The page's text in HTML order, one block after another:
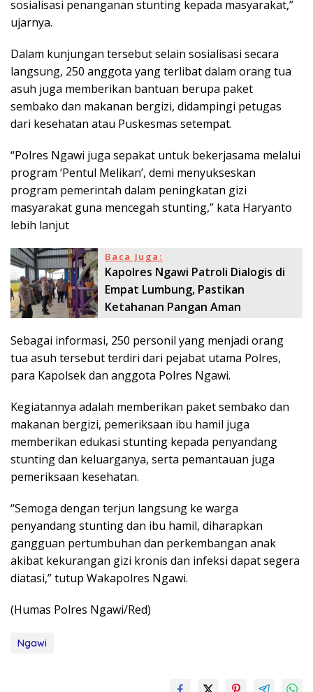
sosialisasi penanganan stunting kepada masyarakat,”
ujarnya.
Dalam kunjungan tersebut selain sosialisasi secara
langsung, 250 anggota yang terlibat dalam orang tua
asuh juga memberikan bantuan berupa paket
sembako dan makanan bergizi, didampingi petugas
dari kesehatan atau Puskesmas setempat.
“Polres Ngawi juga sepakat untuk bekerjasama melalui
program ‘Pentul Melikan’, demi menyukseskan
program pemerintah dalam peningkatan gizi
masyarakat guna mencegah stunting,” kata Haryanto
lebih lanjut
Baca Juga:
Kapolres Ngawi Patroli Dialogis di
Empat Lumbung, Pastikan
Ketahanan Pangan Aman
Sebagai informasi, 250 personil yang menjadi orang
tua asuh tersebut terdiri dari pejabat utama Polres,
para Kapolsek dan anggota Polres Ngawi.
Kegiatannya adalah memberikan paket sembako dan
makanan bergizi, pemeriksaan ibu hamil juga
memberikan edukasi stunting kepada penyandang
stunting dan keluarganya, serta pemantauan juga
pemeriksaan kesehatan.
“Semoga dengan terjun langsung ke warga
penyandang stunting dan ibu hamil, diharapkan
gangguan pertumbuhan dan perkembangan anak
akibat kekurangan gizi kronis dan infeksi dapat segera
diatasi,” tutup Wakapolres Ngawi.
(Humas Polres Ngawi/Red)
Ngawi